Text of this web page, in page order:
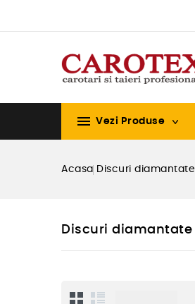
 Vezi Produse
Acasa Discuri diamantate
Discuri diamantate